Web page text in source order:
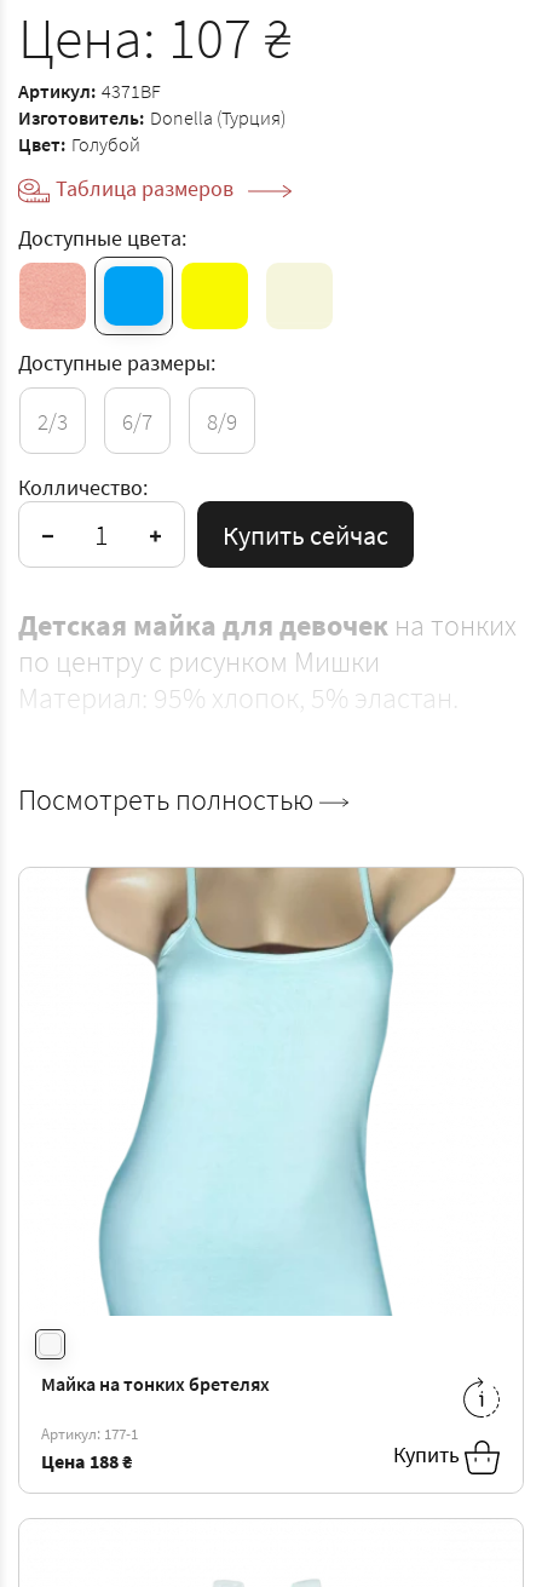
Цена: 107 ₴
Артикул: 4371BF
Изготовитель: Donella (Турция)
Цвет: Голубой
Таблица размеров
Доступные цвета:
Доступные размеры:
2/3 6/7 8/9
Колличество:
Купить сейчас
Детская майка для девочек на тонких
по центру с рисунком Мишки
Материал: 95% хлопок, 5% эластан.
Посмотреть полностью
Майка на тонких бретелях
Артикул: 177-1
Цена 188 ₴ Купить
8/9